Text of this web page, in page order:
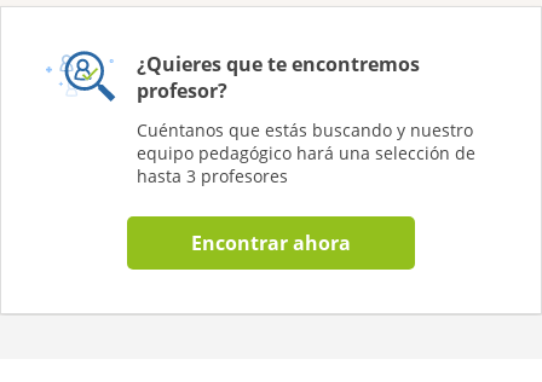
¿Quieres que te encontremos
profesor?
Cuéntanos que estás buscando y nuestro
equipo pedagógico hará una selección de
hasta 3 profesores
Encontrar ahora